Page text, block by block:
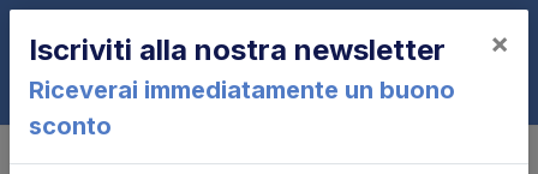
0
Iscriviti alla nostra newsletter
Riceverai immediatamente un buono
sconto
×